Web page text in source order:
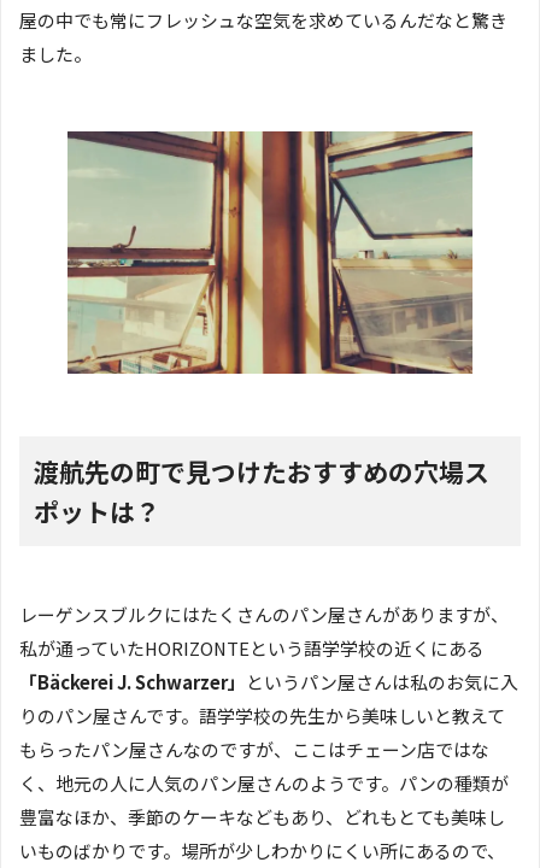
屋の中でも常にフレッシュな空気を求めているんだなと驚き
ました。
渡航先の町で見つけたおすすめの穴場ス
ポットは？
レーゲンスブルクにはたくさんのパン屋さんがありますが、
私が通っていたHORIZONTEという語学学校の近くにある
「Bäckerei J. Schwarzer」
というパン屋さんは私のお気に入
りのパン屋さんです。語学学校の先生から美味しいと教えて
もらったパン屋さんなのですが、ここはチェーン店ではな
く、地元の人に人気のパン屋さんのようです。パンの種類が
豊富なほか、季節のケーキなどもあり、どれもとても美味し
いものばかりです。場所が少しわかりにくい所にあるので、